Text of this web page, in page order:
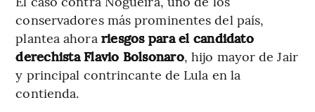
conservadores más prominentes del país,
plantea ahora riesgos para el candidato
derechista Flavio Bolsonaro, hijo mayor de Jair
y principal contrincante de Lula en la
contienda.